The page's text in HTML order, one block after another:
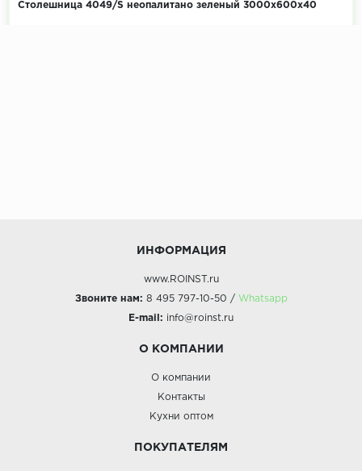
Столешница 4049/S неопалитано зеленый 3000х600х40
ИНФОРМАЦИЯ
www.ROINST.ru
Звоните нам: 8 495 797-10-50 / Whatsapp
E-mail: info@roinst.ru
О КОМПАНИИ
О компании
Контакты
Кухни оптом
ПОКУПАТЕЛЯМ